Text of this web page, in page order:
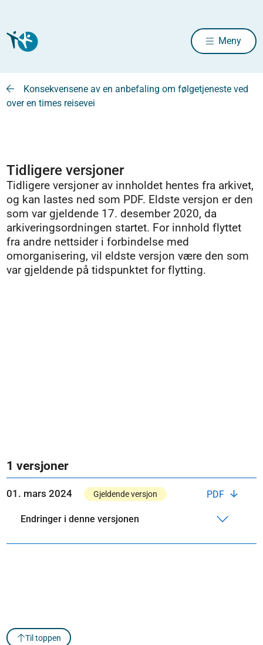
Meny
Konsekvensene av en anbefaling om følgetjeneste ved
over en times reisevei
Tidligere versjoner
Tidligere versjoner av innholdet hentes fra arkivet,
og kan lastes ned som PDF. Eldste versjon er den
som var gjeldende 17. desember 2020, da
arkiveringsordningen startet. For innhold flyttet
fra andre nettsider i forbindelse med
omorganisering, vil eldste versjon være den som
var gjeldende på tidspunktet for flytting.
1 versjoner
PDF
01. mars 2024 Gjeldende versjon
Endringer i denne versjonen
Til toppen